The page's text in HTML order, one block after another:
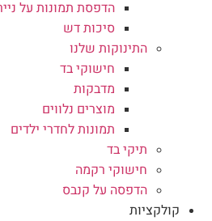
הדפסת תמונות על נייר
סיכות דש
התינוקות שלנו
חישוקי בד
מדבקות
מוצרים נלווים
תמונות לחדרי ילדים
תיקי בד
חישוקי רקמה
הדפסה על קנבס
קולקציות